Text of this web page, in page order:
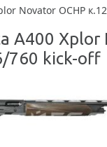
Novator OCHP
A400 Xplor
760 kick-off